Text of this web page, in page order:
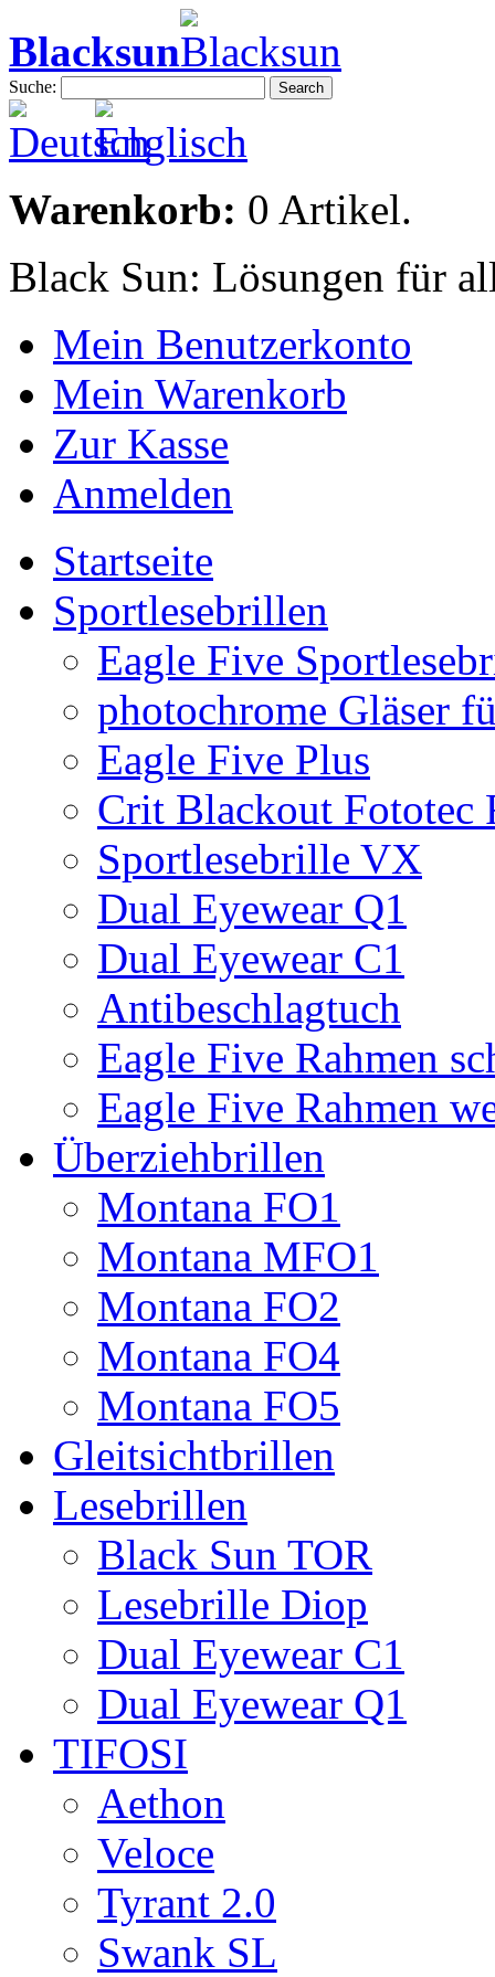
Blacksun
Suche: Search
Warenkorb: 0 Artikel.
Black Sun: Lösungen für
Mein Benutzerkonto
Mein Warenkorb
Zur Kasse
Anmelden
Startseite
Sportlesebrillen
Eagle Five
photochrome Gläser
Eagle Five Plus
Crit Blackout Fototec
Sportlesebrille VX
Dual Eyewear Q1
Dual Eyewear C1
Antibeschlagtuch
Eagle Five Rahmen
Eagle Five Rahmen
Überziehbrillen
Montana FO1
Montana MFO1
Montana FO2
Montana FO4
Montana FO5
Gleitsichtbrillen
Lesebrillen
Black Sun TOR
Lesebrille Diop
Dual Eyewear C1
Dual Eyewear Q1
TIFOSI
Aethon
Veloce
Tyrant 2.0
Swank SL